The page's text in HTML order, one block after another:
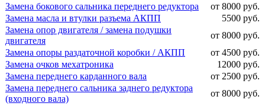
Замена бокового сальника переднего редуктора
от 8000 руб.
Замена масла и втулки разъема АКПП
5500 руб.
Замена опор двигателя / замена подушки
двигателя
от 8000 руб.
Замена опоры раздаточной коробки / АКПП
от 4500 руб.
Замена очков мехатроника
12000 руб.
Замена переднего карданного вала
от 2500 руб.
Замена переднего сальника заднего редуктора
(входного вала)
от 8000 руб.